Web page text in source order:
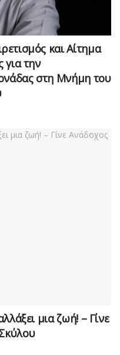
και Αίτημα
για την
στη Μνήμη του
μια ζωή! – Γίνε